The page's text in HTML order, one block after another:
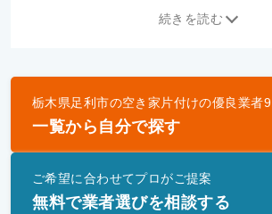
優良業者とは
一般財団法人遺品整理認定協会、およ
士」資格を持つ事業者のみ掲載してい
続きを読む
栃木県足利市の空き家片付けの優良業者
一覧から自分で探す
ご希望に合わせてプロがご提案
無料で業者選びを相談する